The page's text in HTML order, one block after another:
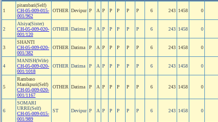
1
pitambari(Self)
CH-05-009-015-
001/962
OTHER Devipur P A P P P P P 6 243 1458 0
2
Alsiya(Sister)
CH-05-009-020-
001/120
OTHER Datima P A P P P P P 6 243 1458 0
3
SHANTI
CH-05-009-020-
001/382
OTHER Datima P A P P P P P 6 243 1458 0
4
MANISH(Wife)
CH-05-009-020-
001/1018
OTHER Datima P A P P P P P 6 243 1458 0
5
Rambaso
Manikpuri(Self)
CH-05-009-020-
001/1167
OTHER Datima P A P P P P P 6 243 1458 0
6
SOMARI
URRE(Self)
CH-05-009-015-
001/989
ST Devipur P A P P P P P 6 243 1458 0